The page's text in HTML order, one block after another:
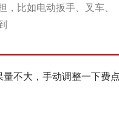
比如电动扳手、叉车、
不大，手动调整一下费